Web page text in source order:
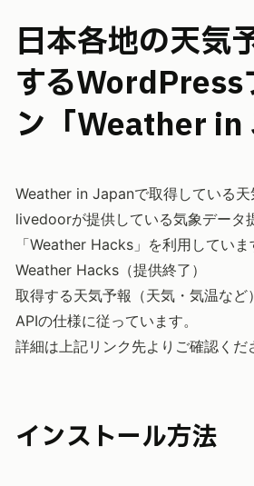
日本各地の天気予報を表示
するWordPress
ン「Weather in
Weather in Japanで取得している天
livedoorが提供している気象データ
「Weather Hacks」を利用していま
Weather Hacks（提供終了）
取得する天気予報（天気・気温など
APIの仕様に従っています。
詳細は上記リンク先よりご確認くだ
インストール方法